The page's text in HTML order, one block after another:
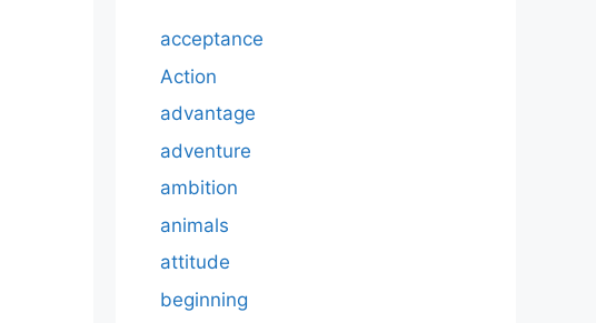
acceptance
Action
advantage
adventure
ambition
animals
attitude
beginning